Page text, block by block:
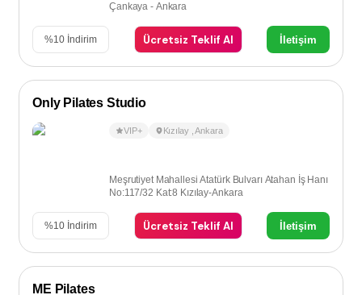
Çankaya - Ankara
%10 İndirim Ücretsiz Teklif Al İletişim
Only Pilates Studio
VIP+ Kızılay ,Ankara
Meşrutiyet Mahallesi Atatürk Bulvarı Atahan İş Hanı
No:117/32 Kat:8 Kızılay-Ankara
%10 İndirim Ücretsiz Teklif Al İletişim
ME Pilates